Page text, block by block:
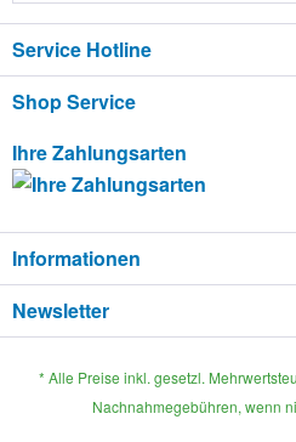
Service Hotline
Shop Service
Ihre Zahlungsarten
Informationen
Newsletter
* Alle Preise inkl. gesetzl.
Nachnahmegebühren, wenn